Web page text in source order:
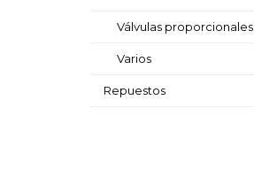
Válvulas proporcionales
Varios
Repuestos